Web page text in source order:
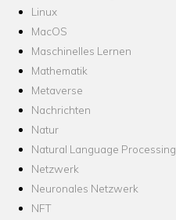
Linux
MacOS
Maschinelles Lernen
Mathematik
Metaverse
Nachrichten
Natur
Natural Language Processing
Netzwerk
Neuronales Netzwerk
NFT